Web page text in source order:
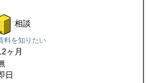
相談
料を知りたい
ヶ月
日